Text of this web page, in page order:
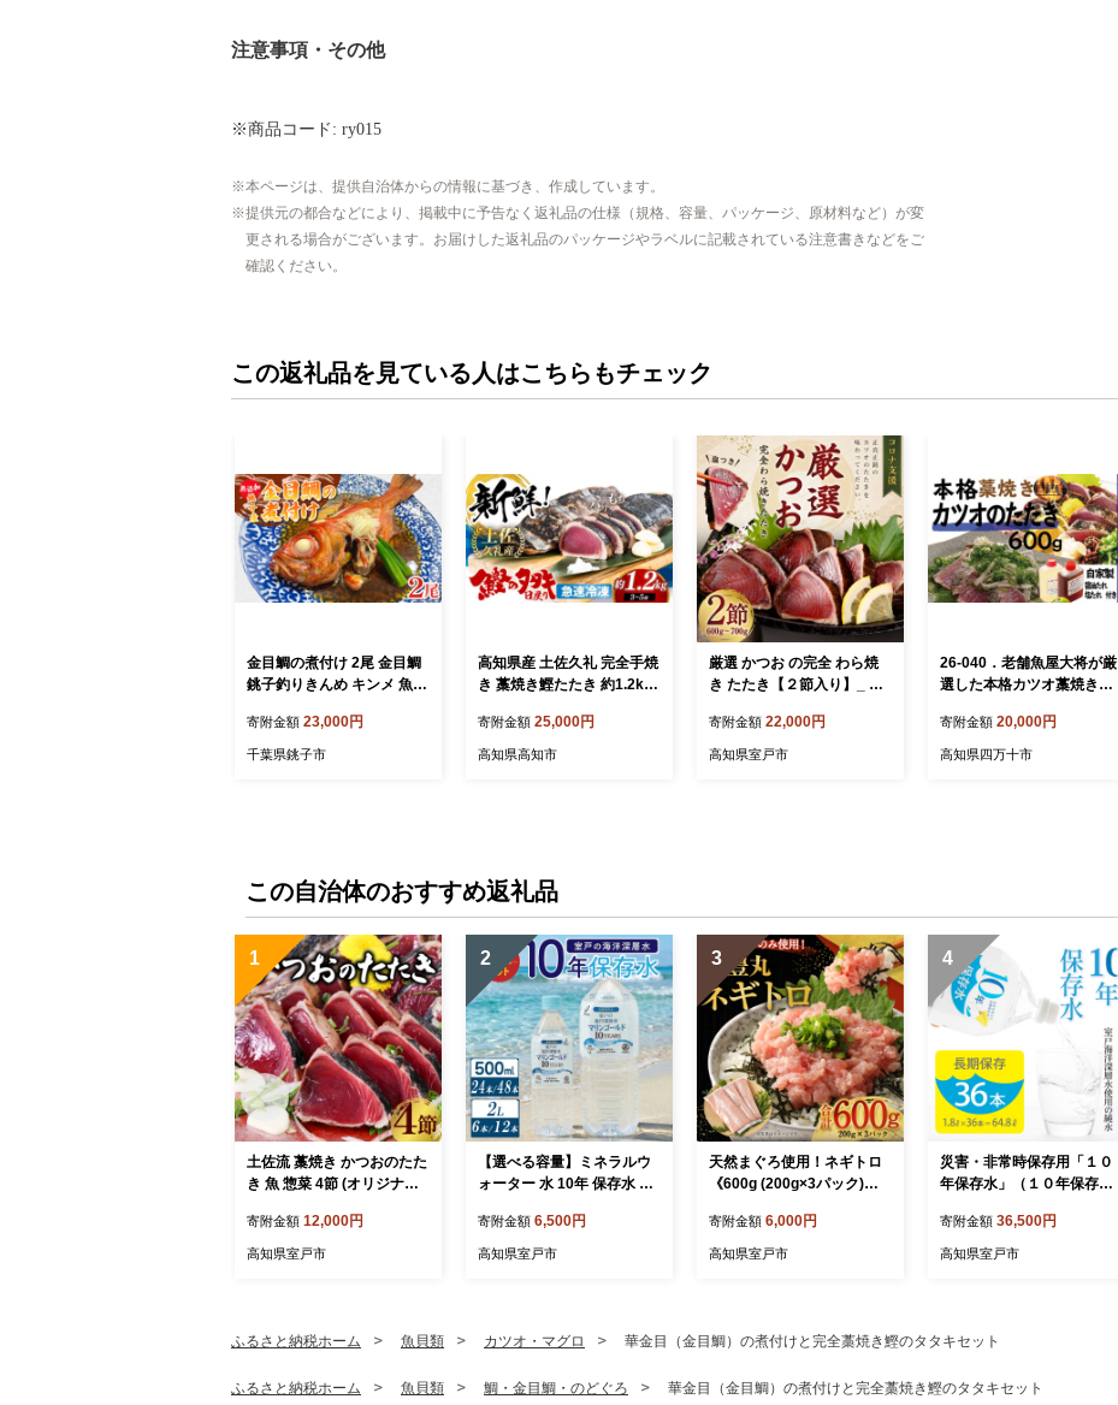
注意事項・その他
※商品コード: ry015
本ページは、提供自治体からの情報に基づき、作成しています。
提供元の都合などにより、掲載中に予告なく返礼品の仕様（規格、容量、パッケージ、原材料など）が変
更される場合がございます。お届けした返礼品のパッケージやラベルに記載されている注意書きなどをご
確認ください。
この返礼品を見ている人はこちらもチェック
金目鯛の煮付け 2尾 金目鯛
銚子釣りきんめ キンメ 魚
無添加 簡単 手軽 楽 こだわ
り お食事処 料理 海鮮 おか
無料 千葉県 銚子市 魚華
寄附金額 23,000円
千葉県銚子市
高知県産 土佐久礼 完全手焼
き 藁焼き鰹たたき 約1.2kg
ップ】 [ATBE025]
寄附金額 25,000円
高知県高知市
厳選 かつお の完全 わら焼
き たたき【２節入り】_ 藁
のたたき 正規品（ not 訳あ
り ）
寄附金額 22,000円
高知県室戸市
26-040．老舗魚屋大将が厳
選した本格カツオ藁焼きタ
寄附金額 20,000円
高知県四万十市
この自治体のおすすめ返礼品
1
土佐流 藁焼き かつおのたた
き 魚 惣菜 4節 (オリジナル
層水の塩付き) 詰め合わせ
魚介類 海産物 かつお 鰹 鰹
故郷納税
寄附金額 12,000円
高知県室戸市
2
【選べる容量】ミネラルウ
ォーター 水 10年 保存水 48
2本×2L 軟水 室戸海洋深層
水100％ ペットボトル 備蓄
1万円 以下 送料無料 高知県
寄附金額 6,500円
高知県室戸市
3
天然まぐろ使用！ネギトロ
《600g (200g×3パック)》
ろたたき 高知 室戸
寄附金額 6,000円
高知県室戸市
4
災害・非常時保存用「１０
年保存水」（１０年保存可
セット 計６４.８L
寄附金額 36,500円
高知県室戸市
ふるさと納税ホーム 魚貝類 カツオ・マグロ 華金目（金目鯛）の煮付けと完全藁焼き鰹のタタキセット
ふるさと納税ホーム 魚貝類 鯛・金目鯛・のどぐろ 華金目（金目鯛）の煮付けと完全藁焼き鰹のタタキセット